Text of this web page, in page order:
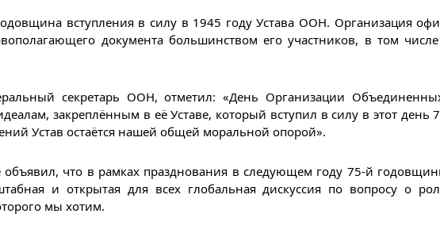
вступления в силу в 1945 году Устава ООН. Организация
документа большинством его участников, в том
секретарь ООН, отметил: «День Организации
закреплённым в её Уставе, который вступил в силу в этот день
Устав остаётся нашей общей моральной опорой».
объявил, что в рамках празднования в следующем году 75-й
и открытая для всех глобальная дискуссия по вопросу о
мы хотим.